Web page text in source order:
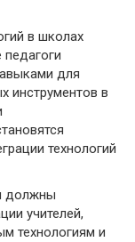
в школах
педагоги
для
инструментов в
технологий
должны
учителей,
технологиям и